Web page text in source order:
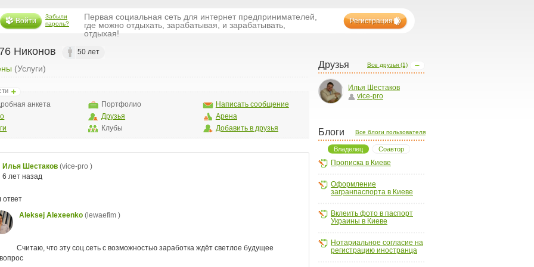
Войти
Забыли
пароль?
Первая социальная сеть для интернет предпринимателей,
где можно отдыхать, зарабатывая, и зарабатывать,
отдыхая!
Регистрация
Все друзья (1)
Друзья
Илья Шестаков
vice-pro
Все блоги пользователя
Блоги
Владелец Соавтор
Прописка в Киеве
Оформление
загранпаспорта в Киеве
Вклеить фото в паспорт
Украины в Киеве
Нотариальное согласие на
регистрацию иностранца
Никонов 50 лет
(Услуги)
анкета
Портфолио
Друзья
Клубы
Написать сообщение
Арена
Добавить в друзья